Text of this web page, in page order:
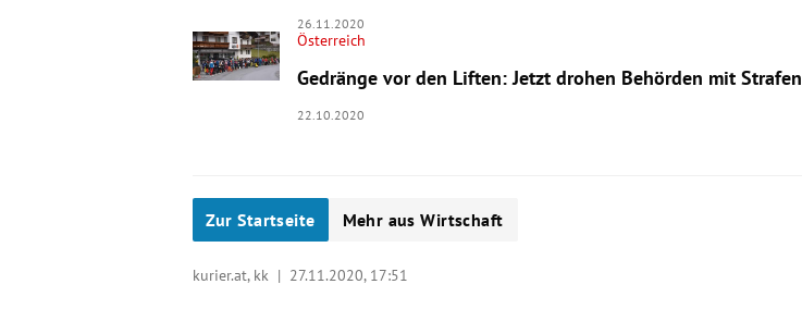
26.11.2020
Österreich
Gedränge vor den Liften: Jetzt drohen Behörden mit Strafen
22.10.2020
Zur Startseite Mehr aus Wirtschaft
kurier.at, kk | 27.11.2020, 17:51